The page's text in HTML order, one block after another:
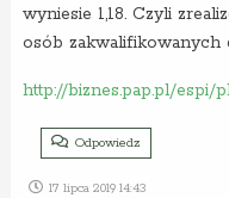
wyniesie 1,18. Czyli
osób zakwalifikowanych
http://biznes.pap.pl/espi/
Odpowiedz
17 lipca 2019 14:43